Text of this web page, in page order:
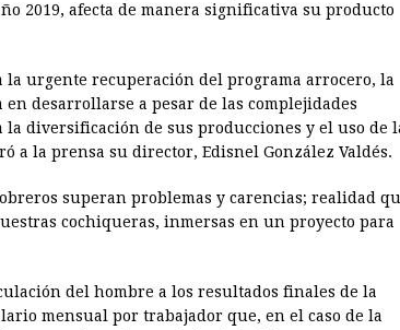
2019, afecta de manera significativa su producto
la urgente recuperación del programa arrocero, la
desarrollarse a pesar de las complejidades
diversificación de sus producciones y el uso de
a la prensa su director, Edisnel González Valdés.
superan problemas y carencias; realidad
cochiqueras, inmersas en un proyecto para
del hombre a los resultados finales de la
mensual por trabajador que, en el caso de la